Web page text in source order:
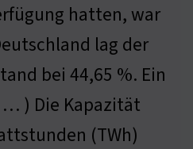
hatten, war
lag der
bei 44,65 %. Ein
) Die Kapazität
(TWh)